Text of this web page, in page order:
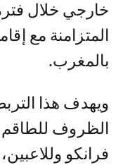
خارجي خلال
المتزامنة مع
بالمغرب.
ويهدف هذا
الظروف للطاقم
فرانكو